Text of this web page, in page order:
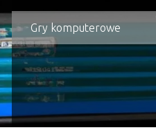
Gry komputerowe